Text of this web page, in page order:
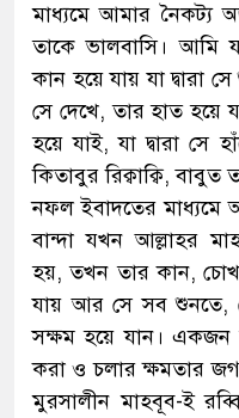
মাধ্যমে আমার নৈকট্য
তাকে ভালবাসি। আমি
কান হয়ে যায় যা দ্বারা
সে দেখে, তার হাত হয়ে
হয়ে যাই, যা দ্বারা সে
কিতাবুর রিক্বাক্বি, বাবুত
নফল ইবাদতের মাধ্যমে
বান্দা যখন আল্লাহর
হয়, তখন তার কান,
যায় আর সে সব শুনতে,
সক্ষম হয়ে যান। একজন
করা ও চলার ক্ষমতার
মুরসালীন মাহবূব-ই